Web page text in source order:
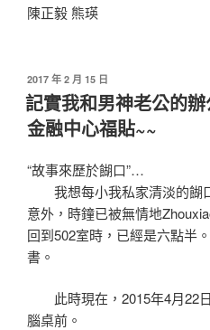
陳正毅 熊瑛
發
佈
於
2017 年 2 月 15 日
記實我和男神老公的
金融中心福貼~~
“故事來歷於餬口”…
我想每小我私家清淡的餬
意外，時鐘已被無情地
回到502室時，已經是六點半
書。
此時現在，2015年4月22
腦桌前。